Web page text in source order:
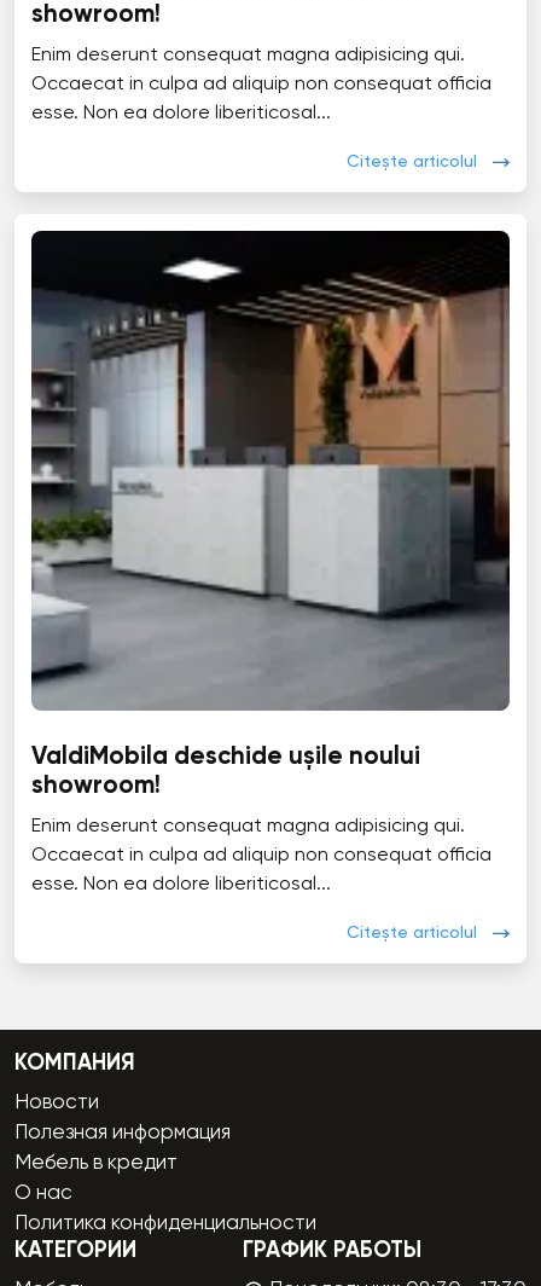
showroom!
Enim deserunt consequat magna adipisicing qui.
Occaecat in culpa ad aliquip non consequat officia
esse. Non ea dolore liberiticosal...
Citește articolul
ValdiMobila deschide ușile noului
showroom!
Enim deserunt consequat magna adipisicing qui.
Occaecat in culpa ad aliquip non consequat officia
esse. Non ea dolore liberiticosal...
Citește articolul
КОМПАНИЯ
Новости
Полезная информация
Мебель в кредит
О нас
Политика конфиденциальности
КАТЕГОРИИ ГРАФИК РАБОТЫ